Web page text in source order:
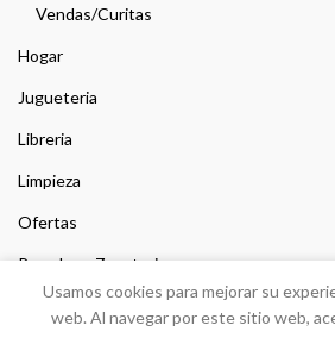
Vendas/Curitas
Hogar
Jugueteria
Libreria
Limpieza
Ofertas
Prendas y Zapateria
Usamos cookies para mejorar su
web. Al navegar por este sitio web,